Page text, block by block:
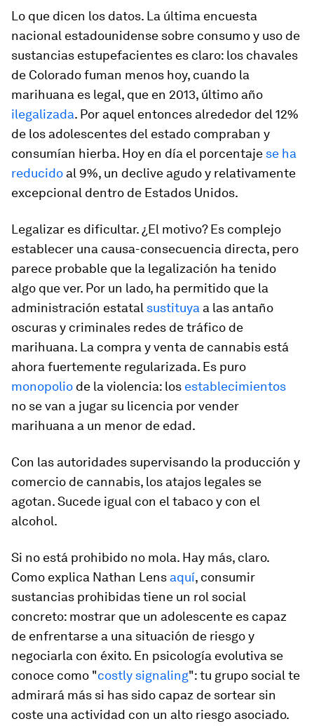
Lo que dicen los datos. La última encuesta
nacional estadounidense sobre consumo y uso de
sustancias estupefacientes es claro: los chavales
de Colorado fuman menos hoy, cuando la
marihuana es legal, que en 2013, último año
ilegalizada. Por aquel entonces alrededor del 12%
de los adolescentes del estado compraban y
consumían hierba. Hoy en día el porcentaje se ha
reducido al 9%, un declive agudo y relativamente
excepcional dentro de Estados Unidos.
Legalizar es dificultar. ¿El motivo? Es complejo
establecer una causa-consecuencia directa, pero
parece probable que la legalización ha tenido
algo que ver. Por un lado, ha permitido que la
administración estatal sustituya a las antaño
oscuras y criminales redes de tráfico de
marihuana. La compra y venta de cannabis está
ahora fuertemente regularizada. Es puro
monopolio de la violencia: los establecimientos
no se van a jugar su licencia por vender
marihuana a un menor de edad.
Con las autoridades supervisando la producción y
comercio de cannabis, los atajos legales se
agotan. Sucede igual con el tabaco y con el
alcohol.
Si no está prohibido no mola. Hay más, claro.
Como explica Nathan Lens aquí, consumir
sustancias prohibidas tiene un rol social
concreto: mostrar que un adolescente es capaz
de enfrentarse a una situación de riesgo y
negociarla con éxito. En psicología evolutiva se
conoce como "costly signaling": tu grupo social te
admirará más si has sido capaz de sortear sin
coste una actividad con un alto riesgo asociado.